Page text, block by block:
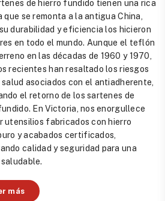
de hierro fundido tienen una rica
que se remonta a la antigua China,
durabilidad y eficiencia los hicieron
en todo el mundo. Aunque el teflón
en las décadas de 1960 y 1970,
recientes han resaltado los riesgos
salud asociados con el antiadherente,
el retorno de los sartenes de
En Victoria, nos enorgullece
utensilios fabricados con hierro
y acabados certificados,
calidad y seguridad para una
más